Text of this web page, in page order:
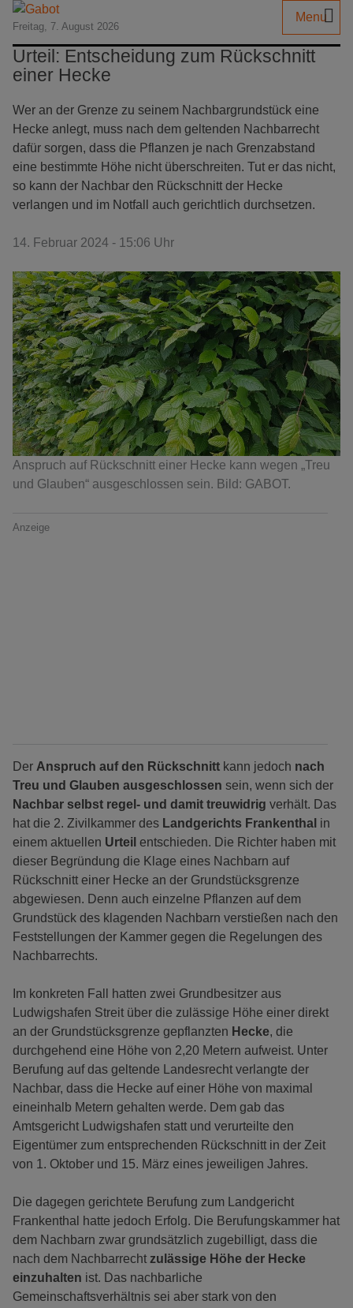
Freitag, 7. August 2026
Menu
Urteil: Entscheidung zum Rückschnitt
einer Hecke
Wer an der Grenze zu seinem Nachbargrundstück eine
Hecke anlegt, muss nach dem geltenden Nachbarrecht
dafür sorgen, dass die Pflanzen je nach Grenzabstand
eine bestimmte Höhe nicht überschreiten. Tut er das nicht,
so kann der Nachbar den Rückschnitt der Hecke
verlangen und im Notfall auch gerichtlich durchsetzen.
14. Februar 2024 - 15:06 Uhr
Anspruch auf Rückschnitt einer Hecke kann wegen „Treu
und Glauben“ ausgeschlossen sein. Bild: GABOT.
Anzeige
Der Anspruch auf den Rückschnitt kann jedoch nach
Treu und Glauben ausgeschlossen sein, wenn sich der
Nachbar selbst regel- und damit treuwidrig verhält. Das
hat die 2. Zivilkammer des Landgerichts Frankenthal in
einem aktuellen Urteil entschieden. Die Richter haben mit
dieser Begründung die Klage eines Nachbarn auf
Rückschnitt einer Hecke an der Grundstücksgrenze
abgewiesen. Denn auch einzelne Pflanzen auf dem
Grundstück des klagenden Nachbarn verstießen nach den
Feststellungen der Kammer gegen die Regelungen des
Nachbarrechts.
Im konkreten Fall hatten zwei Grundbesitzer aus
Ludwigshafen Streit über die zulässige Höhe einer direkt
an der Grundstücksgrenze gepflanzten Hecke, die
durchgehend eine Höhe von 2,20 Metern aufweist. Unter
Berufung auf das geltende Landesrecht verlangte der
Nachbar, dass die Hecke auf einer Höhe von maximal
eineinhalb Metern gehalten werde. Dem gab das
Amtsgericht Ludwigshafen statt und verurteilte den
Eigentümer zum entsprechenden Rückschnitt in der Zeit
von 1. Oktober und 15. März eines jeweiligen Jahres.
Die dagegen gerichtete Berufung zum Landgericht
Frankenthal hatte jedoch Erfolg. Die Berufungskammer hat
dem Nachbarn zwar grundsätzlich zugebilligt, dass die
nach dem Nachbarrecht zulässige Höhe der Hecke
einzuhalten ist. Das nachbarliche
Gemeinschaftsverhältnis sei aber stark von den